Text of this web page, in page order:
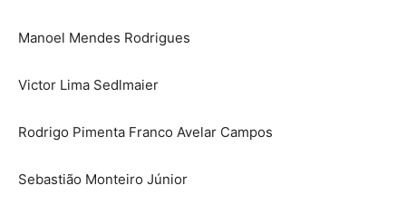
Manoel Mendes Rodrigues
Victor Lima Sedlmaier
Rodrigo Pimenta Franco Avelar Campos
Sebastião Monteiro Júnior